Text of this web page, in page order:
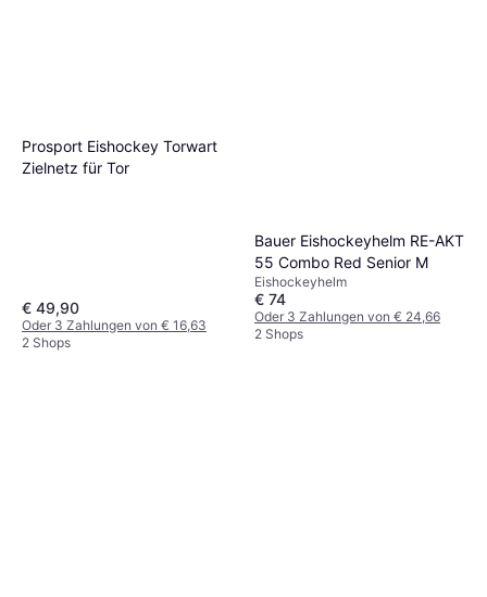
Prosport Eishockey Torwart
Zielnetz für Tor
€ 49,90
Oder 3 Zahlungen von € 16,63
2 Shops
Bauer Eishockeyhelm RE-AKT
55 Combo Red Senior M
Eishockeyhelm
€ 74
Oder 3 Zahlungen von € 24,66
2 Shops